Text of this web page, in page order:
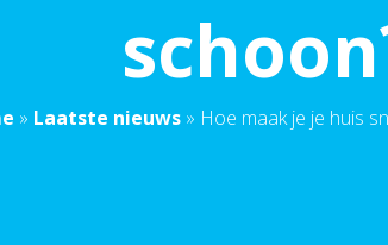
» Laatste nieuws» Hoe maak je je huis